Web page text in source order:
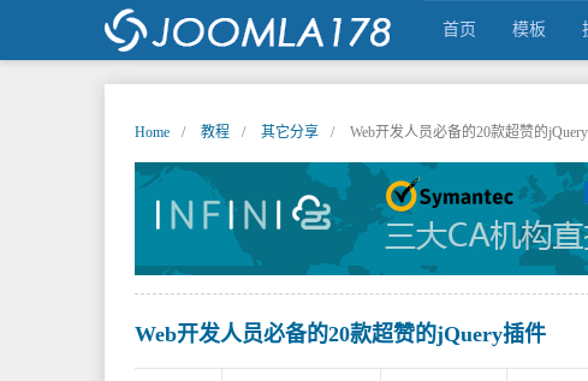
JOOMLA中文之家,JOOMLA,JOOMLA模
首页 模板
Home 教程 其它分享 Web开发人员必备的20款超赞的
Web开发人员必备的20款超赞的jQuery插件